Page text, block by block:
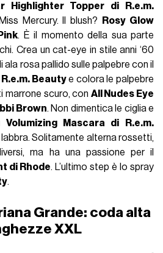
Highlighter Topper di R.e.m.
Mercury. Il blush?
Rosy Glow
. È il momento della sua parte
Crea un cat-eye in stile anni ‘60
rosa pallido sulle palpebre con il
Beautye colora le palpebre
scuro, con All Nudes Eye
Brown. Non dimentica le ciglia e
Volumizing Mascara di R.e.m.
Solitamente alterna rossetti,
ma ha una passione per il
di Rhode. L’ultimo step è lo spray
.
Grande: coda alta
XXL